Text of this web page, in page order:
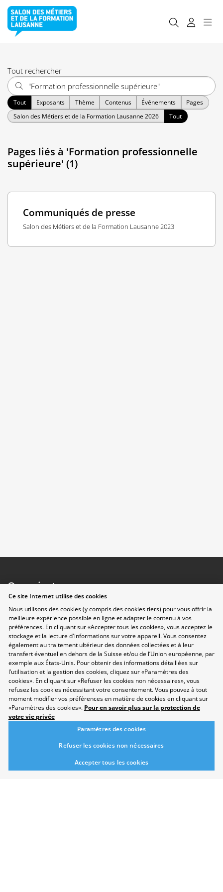
Tout rechercher
Tout Exposants Thème Contenus Événements
Pages
Salon des Métiers et de la Formation Lausanne 2026
Tout
Pages liés à 'Formation professionnelle
supérieure' (1)
Communiqués de presse
Salon des Métiers et de la Formation Lausanne 2023
Organisateurs
Protection des données
Disclaimer
Paramètres des cookies
Ce site Internet utilise des cookies
Nous utilisons des cookies (y compris des cookies tiers) pour vous offrir la
meilleure expérience possible en ligne et adapter le contenu à vos
préférences. En cliquant sur «Accepter tous les cookies», vous acceptez le
stockage et la lecture d'informations sur votre appareil. Vous consentez
également au traitement ultérieur des données collectées et à leur
transfert éventuel en dehors de la Suisse et/ou de l’Union européenne, par
exemple aux États-Unis. Pour obtenir des informations détaillées sur
l’utilisation et la gestion des cookies, cliquez sur «Paramètres des
cookies». En cliquant sur «Refuser les cookies non nécessaires», vous
refusez les cookies nécessitant votre consentement. Vous pouvez à tout
moment modifier vos préférences en matière de cookies en cliquant sur
«Paramètres des cookies». Pour en savoir plus sur la protection de
votre vie privée
Paramètres des cookies
Refuser les cookies non nécessaires
Accepter tous les cookies